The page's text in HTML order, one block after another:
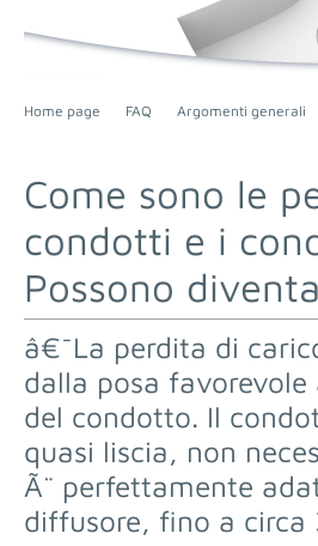
Home page FAQ Argomenti generali
Come sono le
condotti e i
Possono
â€¯La perdita di
dalla posa
del condotto. Il
quasi liscia, non
Ã¨ perfettamente
diffusore, fino a circa